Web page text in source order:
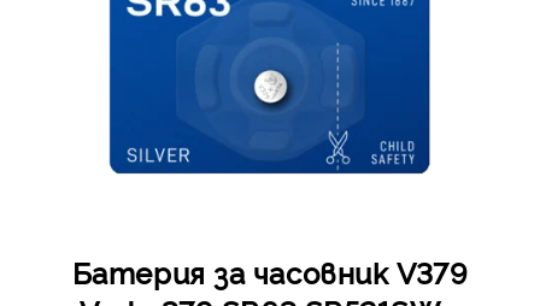
Батерия за часовник V379